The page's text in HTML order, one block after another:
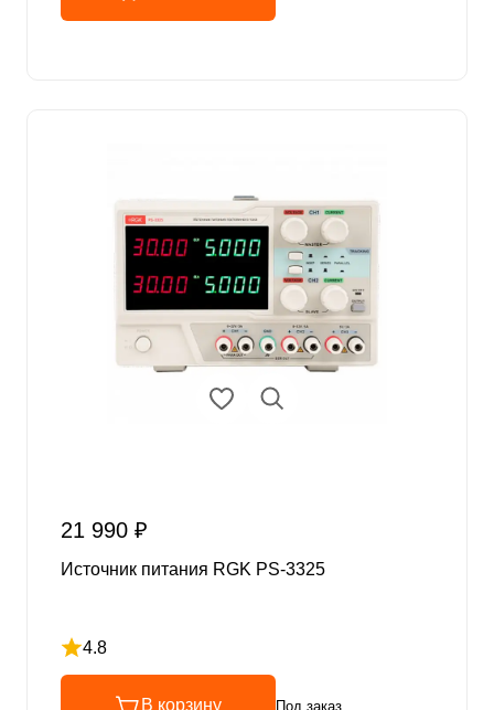
21 990 ₽
Источник питания RGK PS-3325
4.8
Рейтинг 4.8 из 5
В корзину Под заказ